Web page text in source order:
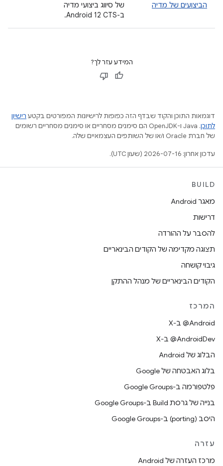
הביצועים של מדיה
של סיווג ביצועי מדיה
ב-Android 12 CTS.
המידע עזר לך?
דוגמאות התוכן והקוד שבדף הזה כפופות לרישיונות המפורטים בקטע רישיון
לתוכן
.‏ Java ו-OpenJDK הם סימנים מסחריים או סימנים מסחריים רשומים
של חברת Oracle ו/או של השותפים העצמאיים שלה.
עדכון אחרון: 2026-07-16 (שעון UTC).
BUILD
מאגר Android
דרישות
להסבר על ההורדה
תצוגה מקדימה של הקודים הבינאריים
גיבוי קושחה
הקודים הבינאריים של מנהל ההתקן
המרכז
‫‎@Android ב-X
‫‎@AndroidDev ב-X
הבלוג של Android
בלוג האבטחה של Google
פלטפורמה ב-Google Groups
בנייה של גרסת Build ב-Google Groups
היסב (porting) ב-Google Groups
עזרה
מרכז העזרה של Android